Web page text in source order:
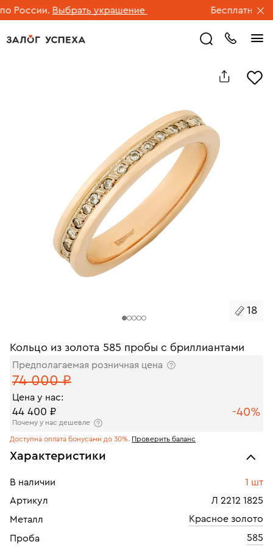
России. Выбрать украшение Бесплатная
18
Кольцо из золота 585 пробы с бриллиантами
Предполагаемая розничная цена
74 000 ₽
Цена у нас:
44 400 ₽ -40%
Почему у нас дешевле
Доступна оплата бонусами до 30%. Проверить баланс
Характеристики
В наличии
1 шт
Артикул
Л 2212 1825
Металл
Красное золото
Проба
585